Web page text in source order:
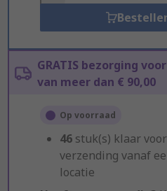
GRATIS bezorging
van meer dan € 90,00
Op voorraad
46 stuk(s) klaar voor
verzending vanaf
locatie